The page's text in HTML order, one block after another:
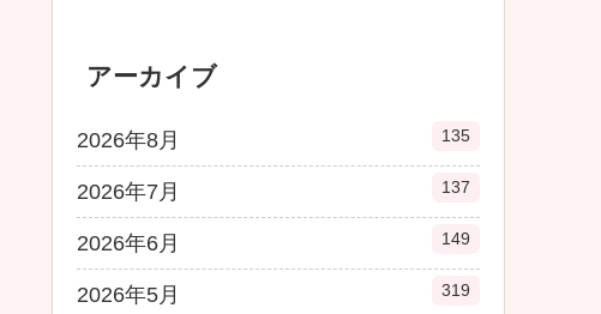
アーカイブ
2026年8月 135
2026年7月 137
2026年6月 149
2026年5月 319